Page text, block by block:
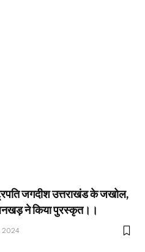
जगदीश उत्तराखंड के जखोल,
धनखड़ ने किया पुरस्कृत।।
2024